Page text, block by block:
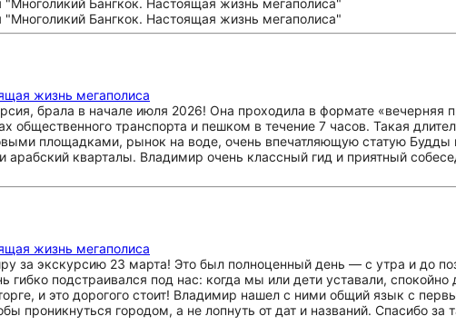
жизнь мегаполиса
брала в начале июля 2026! Она проходила в формате «вечерняя
общественного транспорта и пешком в течение 7 часов. Такая
площадками, рынок на воде, очень впечатляющую статую
арабский кварталы. Владимир очень классный гид и приятный
жизнь мегаполиса
за экскурсию 23 марта! Это был полноценный день — с утра и до
гибко подстраивался под нас: когда мы или дети уставали,
и это дорогого стоит! Владимир нашел с ними общий язык с
проникнуться городом, а не лопнуть от дат и названий. Спасибо